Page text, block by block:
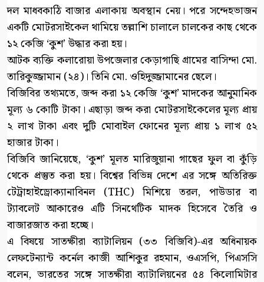
দল মাধবকাঠি বাজার এলাকায় অবস্থান নেয়। পরে সন্দেহভাজন
একটি মোটরসাইকেল থামিয়ে তল্লাশি চালালে চালকের কাছ থেকে
১২ কেজি ‘কুশ’ উদ্ধার করা হয়।
আটক ব্যক্তি কলারোয়া উপজেলার কেড়াগাছি গ্রামের বাসিন্দা মো.
তারিকুজ্জামান (২৪)। তিনি মো. ওহিদুজ্জামানের ছেলে।
বিজিবির তথ্যমতে, জব্দ করা ১২ কেজি ‘কুশ’ মাদকের আনুমানিক
মূল্য ৬ কোটি টাকা। এছাড়া জব্দ করা মোটরসাইকেলের মূল্য প্রায়
২ লাখ টাকা এবং দুটি মোবাইল ফোনের মূল্য প্রায় ১ লাখ ৫২
হাজার টাকা।
বিজিবি জানিয়েছে, ‘কুশ’ মূলত মারিজুয়ানা গাছের ফুল বা কুঁড়ি
থেকে প্রস্তুত করা হয়। বিশ্বের বিভিন্ন দেশে এর সঙ্গে অতিরিক্ত
টেট্রাহাইড্রোক্যানাবিনল (THC) মিশিয়ে তরল, পাউডার বা
ট্যাবলেট আকারেও এটি সিনথেটিক মাদক হিসেবে তৈরি ও
বাজারজাত করা হচ্ছে।
এ বিষয়ে সাতক্ষীরা ব্যাটালিয়ন (৩৩ বিজিবি)-এর অধিনায়ক
লেফটেন্যান্ট কর্নেল কাজী আশিকুর রহমান, ওএসপি, পিএসসি
বলেন, ভারতের সঙ্গে সাতক্ষীরা ব্যাটালিয়নের ৫৪ কিলোমিটার